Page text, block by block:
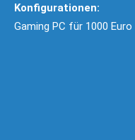
Konfigurationen:
Gaming PC für 1000 Euro